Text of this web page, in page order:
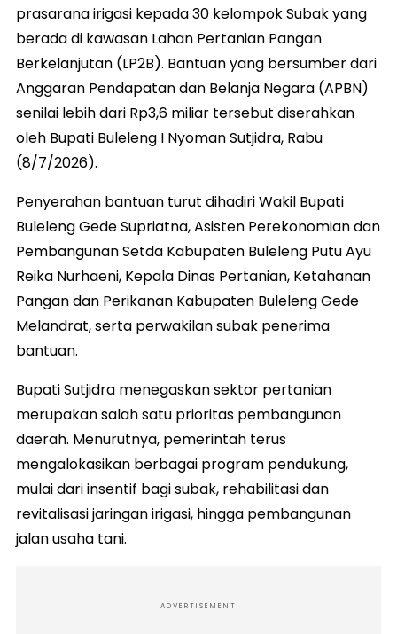
prasarana irigasi kepada 30 kelompok Subak yang
berada di kawasan Lahan Pertanian Pangan
Berkelanjutan (LP2B). Bantuan yang bersumber dari
Anggaran Pendapatan dan Belanja Negara (APBN)
senilai lebih dari Rp3,6 miliar tersebut diserahkan
oleh Bupati Buleleng I Nyoman Sutjidra, Rabu
(8/7/2026).
Penyerahan bantuan turut dihadiri Wakil Bupati
Buleleng Gede Supriatna, Asisten Perekonomian dan
Pembangunan Setda Kabupaten Buleleng Putu Ayu
Reika Nurhaeni, Kepala Dinas Pertanian, Ketahanan
Pangan dan Perikanan Kabupaten Buleleng Gede
Melandrat, serta perwakilan subak penerima
bantuan.
Bupati Sutjidra menegaskan sektor pertanian
merupakan salah satu prioritas pembangunan
daerah. Menurutnya, pemerintah terus
mengalokasikan berbagai program pendukung,
mulai dari insentif bagi subak, rehabilitasi dan
revitalisasi jaringan irigasi, hingga pembangunan
jalan usaha tani.
ADVERTISEMENT